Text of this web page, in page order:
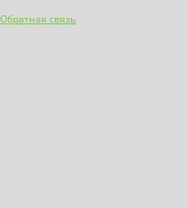
Обратная связь